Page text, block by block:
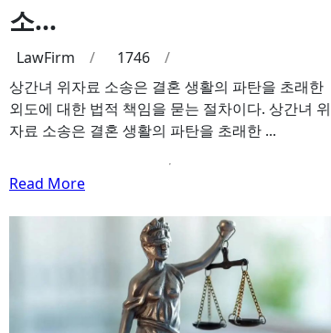
소…
LawFirm / 1746
/
상간녀 위자료 소송은 결혼 생활의 파탄을 초래한
외도에 대한 법적 책임을 묻는 절차이다. 상간녀 위
자료 소송은 결혼 생활의 파탄을 초래한 ...
Read More